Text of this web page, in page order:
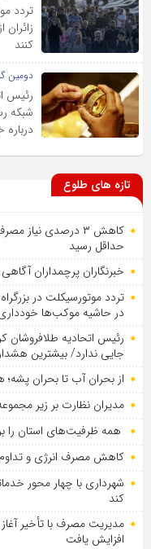
تردد
کنند
دومین گزارش
رئیس
شبکه
تازه های طلوع
کاهش ۳ درصدی
حداقل رسید
خبرنگاران پرچمداران
تردد موتورسیکلت در
در حاشیه موکب‌ها
رئیس اتحادیه طلافروشان
جایی ندارد/ بیشترین
از بحران آب تا بحران
مدیران نظارت بر زیر
همه ظرفیت‌های استان را
کاهش مصرف انرژی و
شهرداری با چهار محور
کند
مدیریت مصرف با تأخیر
افزایش یافت